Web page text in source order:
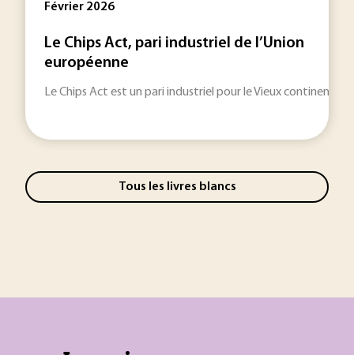
Février 2026
Le Chips Act, pari industriel de l’Union
européenne
Le Chips Act est un pari industriel pour le Vieux continent.
Tous les livres blancs